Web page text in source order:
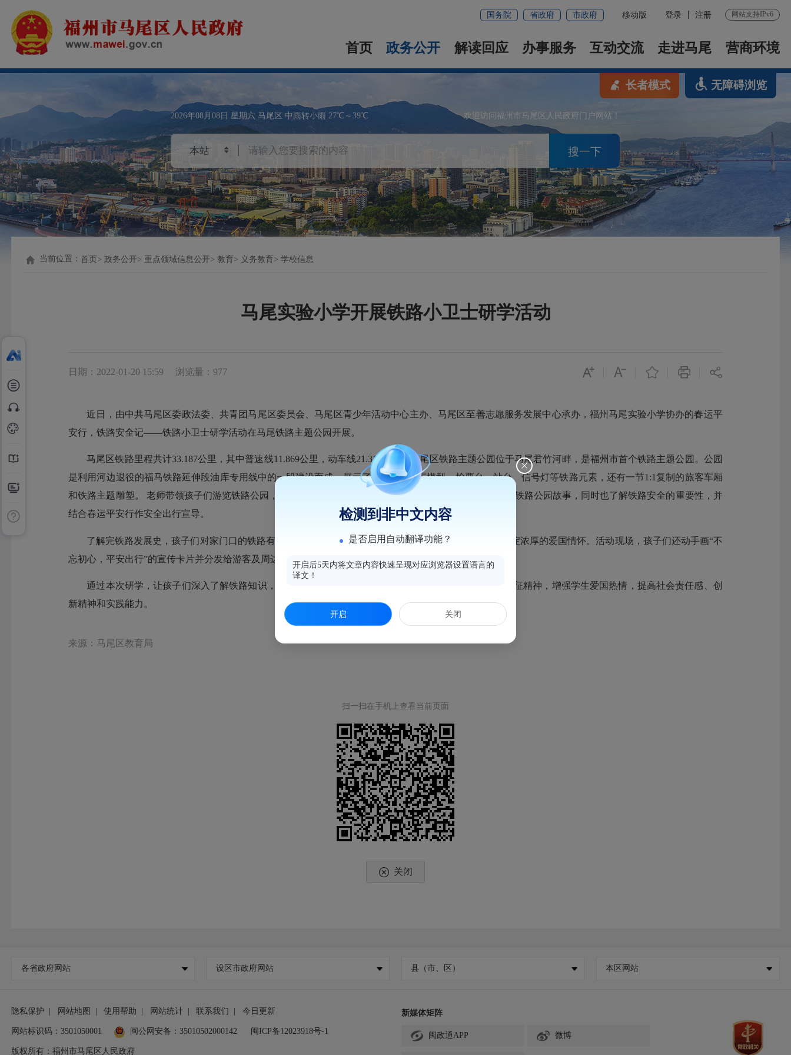
国务院 省政府 市政府 移动版 登录 注册 网站支持IPv6
首页 政务公开 解读回应 办事服务 互动交流 走进马尾 营商环境
2026年08月08日 星期六 马尾区 中雨转小雨 27℃～39℃ 欢迎访问福州市马尾区人民政府门户网站！
搜一下
长者模式 无障碍浏览
当前位置：首页 政务公开 重点领域信息公开 教育 义务教育 学校信息
马尾实验小学开展铁路小卫士研学活动
日期：2022-01-20 15:59 浏览量：977
近日，由中共马尾区委政法委、共青团马尾区委员会、马尾区青少年活动中心主办、马尾区至善志愿服务发展中心承办，福州马尾实验小学协办的春运平
安行，铁路安全记——铁路小卫士研学活动在马尾铁路主题公园开展。
马尾区铁路里程共计33.187公里，其中普速线11.869公里，动车线21.318公里。马尾区铁路主题公园位于马尾君竹河畔，是福州市首个铁路主题公园。公园
是利用河边退役的福马铁路延伸段油库专用线中的一段建设而成，展示了“复兴号”列车模型、检票台、站台、信号灯等铁路元素，还有一节1:1复制的旅客车厢
和铁路主题雕塑。 老师带领孩子们游览铁路公园，实地了解马尾铁路的诞生，探秘中国的铁路发展，马尾的铁路公园故事，同时也了解铁路安全的重要性，并
结合春运平安行作安全出行宣导。
了解完铁路发展史，孩子们对家门口的铁路有了浓厚兴趣，引发孩子们对铁路历史的学习兴趣，进而积淀浓厚的爱国情怀。活动现场，孩子们还动手画“不
忘初心，平安出行”的宣传卡片并分发给游客及周边商铺。
通过本次研学，让孩子们深入了解铁路知识，引导学生了解马尾铁路发展历史，重温党的光辉历史和长征精神，增强学生爱国热情，提高社会责任感、创
新精神和实践能力。
来源：马尾区教育局
扫一扫在手机上查看当前页面
关闭
各省政府网站 设区市政府网站 县（市、区） 本区网站
隐私保护 | 网站地图 | 使用帮助 | 网站统计 | 联系我们 | 今日更新
网站标识码：3501050001 闽公网安备：35010502000142 闽ICP备12023918号-1
版权所有：福州市马尾区人民政府
新媒体矩阵
闽政通APP 微博
检测到非中文内容
是否启用自动翻译功能？
开启后5天内将文章内容快速呈现对应浏览器设置语言的
译文！
开启 关闭